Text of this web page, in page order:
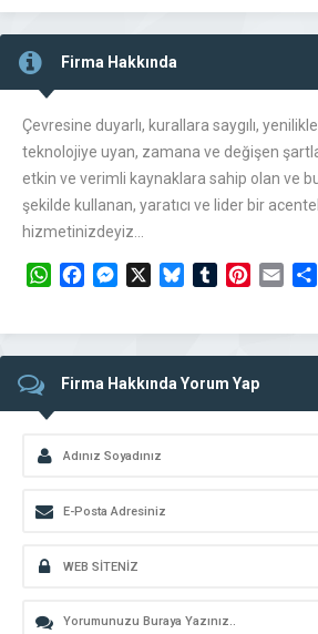
Firma Hakkında
Çevresine duyarlı, kurallara saygılı,
teknolojiye uyan, zamana ve değişen
etkin ve verimli kaynaklara sahip olan ve
şekilde kullanan, yaratıcı ve lider bir
hizmetinizdeyiz…
WhatsAppFacebookMessengerBlueskyTumblrPinterest
Email
Firma Hakkında Yorum Yap